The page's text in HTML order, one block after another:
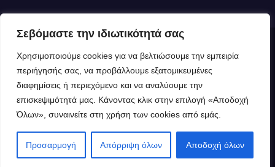
Σεβόμαστε την ιδιωτικότητά σας
Χρησιμοποιούμε cookies για να βελτιώσουμε την εμπειρία
περιήγησής σας, να προβάλλουμε εξατομικευμένες
διαφημίσεις ή περιεχόμενο και να αναλύουμε την
επισκεψιμότητά μας. Κάνοντας κλικ στην επιλογή «Αποδοχή
Όλων», συναινείτε στη χρήση των cookies από εμάς.
Προσαρμογή Απόρριψη όλων Αποδοχή όλων
Δημιουργήθηκε από το digital2000 με την Υποστήριξη του WordPress
Θέμα: Newsup από
Themeansar
Η ΔΙΕΥΘΥΝΣΗ ΜΑΣ Οργανόγραμμα ΔΙΠΕ Πειραιά
Πολιτική Cookies (ΕΕ)
Δημιουργία Ιστότοπου : Τμήμα Δ Πληροφορικής